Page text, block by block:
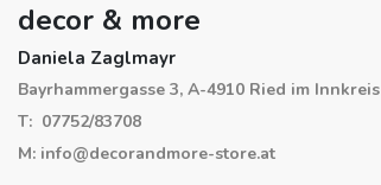
decor & more
Daniela Zaglmayr
Bayrhammergasse 3, A-4910 Ried im Innkreis
T: 07752/83708
M: info@decorandmore-store.at